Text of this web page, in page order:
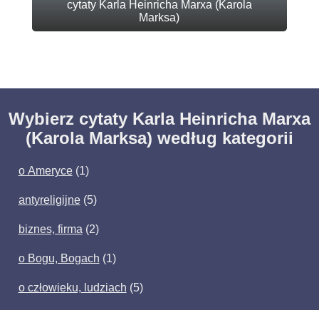
cytaty Karla Heinricha Marxa (Karola
Marksa)
Wybierz cytaty Karla Heinricha Marxa
(Karola Marksa) według kategorii
o Ameryce(1)
antyreligijne(5)
biznes, firma (2)
o Bogu, Bogach (1)
o człowieku, ludziach (5)